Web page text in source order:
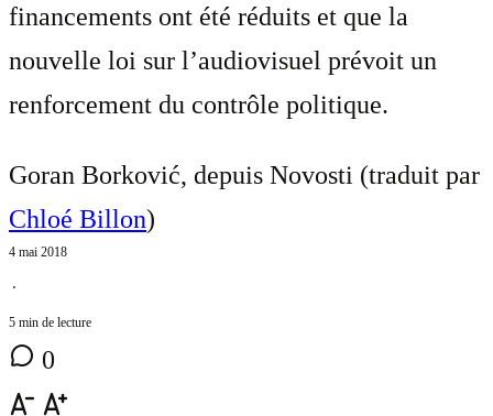
financements ont été réduits et que la
nouvelle loi sur l’audiovisuel prévoit un
renforcement du contrôle politique.
Goran Borković, depuis Novosti (traduit par
Chloé Billon)
4 mai 2018
⋅
5 min de lecture
0